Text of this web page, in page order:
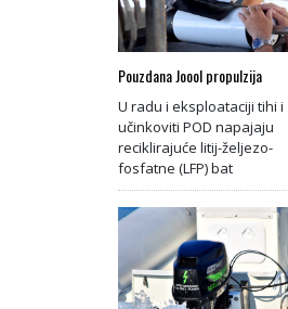
Pouzdana Joool propulzija
U radu i eksploataciji tihi i
učinkoviti POD napajaju
reciklirajuće litij-željezo-
fosfatne (LFP) bat